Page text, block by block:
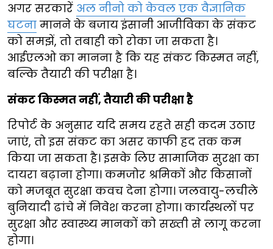
अगर सरकारें अल नीनो को केवल एक वैज्ञानिक
घटना मानने के बजाय इंसानी आजीविका के संकट
को समझें, तो तबाही को रोका जा सकता है।
आईएलओ का मानना है कि यह संकट किस्मत नहीं,
बल्कि तैयारी की परीक्षा है।
संकट किस्मत नहीं, तैयारी की परीक्षा है
रिपोर्ट के अनुसार यदि समय रहते सही कदम उठाए
जाएं, तो इस संकट का असर काफी हद तक कम
किया जा सकता है। इसके लिए सामाजिक सुरक्षा का
दायरा बढ़ाना होगा। कमजोर श्रमिकों और किसानों
को मजबूत सुरक्षा कवच देना होगा। जलवायु-लचीले
बुनियादी ढांचे में निवेश करना होगा। कार्यस्थलों पर
सुरक्षा और स्वास्थ्य मानकों को सख्ती से लागू करना
होगा।